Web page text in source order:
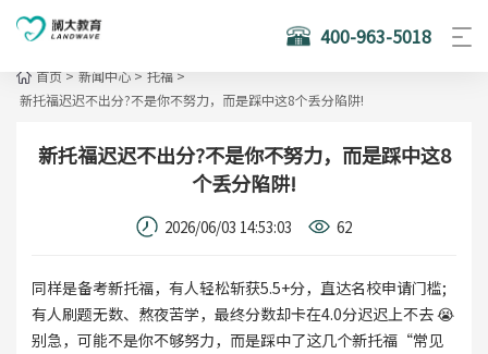
400-963-5018
首页 > 新闻中心 > 托福 >
新托福迟迟不出分?不是你不努力，而是踩中这8个丢分陷阱!
新托福迟迟不出分?不是你不努力，而是踩中这8
个丢分陷阱!
2026/06/03 14:53:03 62
同样是备考新托福，有人轻松斩获5.5+分，直达名校申请门槛;
有人刷题无数、熬夜苦学，最终分数却卡在4.0分迟迟上不去 😭
别急，可能不是你不够努力，而是踩中了这几个新托福“常见